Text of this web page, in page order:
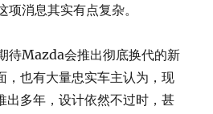
消息其实有点复杂。
待Mazda会推出彻底换代的新
也有大量忠实车主认为，现
多年，设计依然不过时，甚